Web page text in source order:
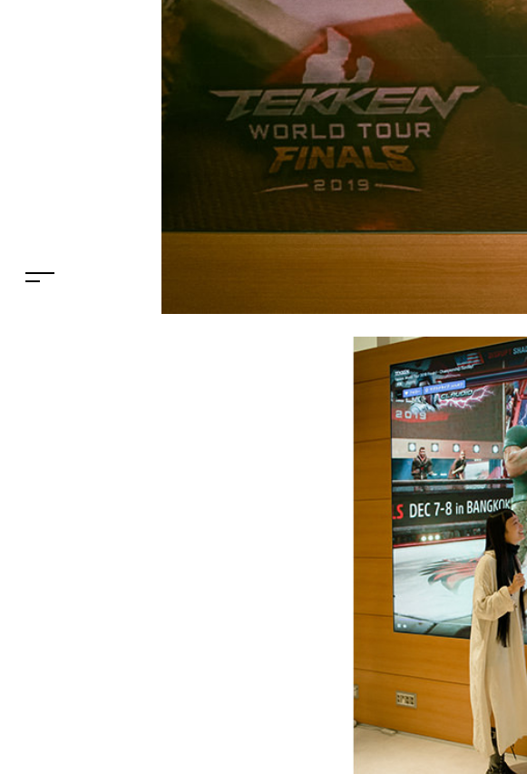
フロアガイド
レストラン・カフェ
施設案内・アクセス
イベント・ポップアップ
特集